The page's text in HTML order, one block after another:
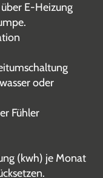
E-Heizung
oder
Fühler
(kwh) je Monat